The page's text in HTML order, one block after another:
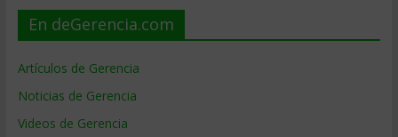
En deGerencia.com
Artículos de Gerencia
Noticias de Gerencia
Videos de Gerencia